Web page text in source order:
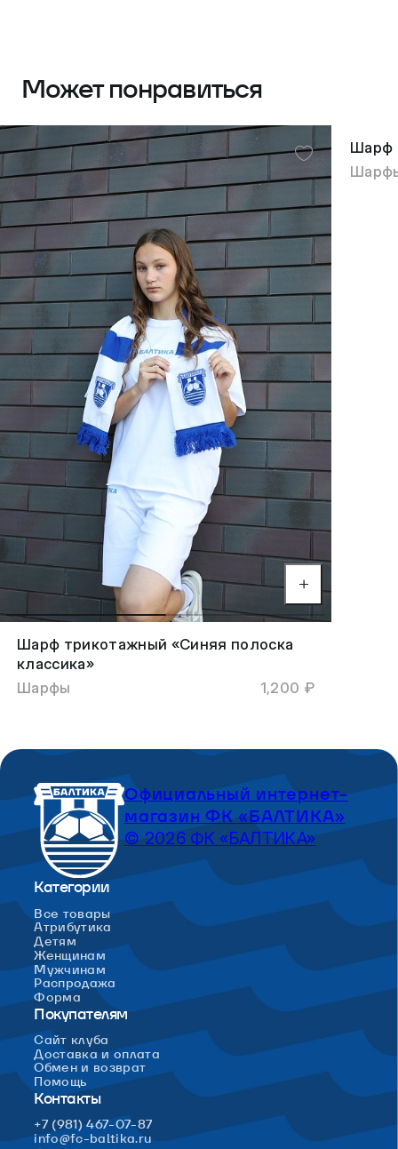
Может понравиться
Шарф трикотажный «Синяя полоска
классика»
Шарфы
1,200 ₽
Шарф
Официальный интернет-
магазин ФК «БАЛТИКА»
© 2026 ФК «БАЛТИКА»
Категории
Все товары
Атрибутика
Детям
Женщинам
Мужчинам
Распродажа
Форма
Покупателям
Сайт клуба
Доставка и оплата
Обмен и возврат
Помощь
Контакты
+7 (981) 467-07-87
info@fc-baltika.ru